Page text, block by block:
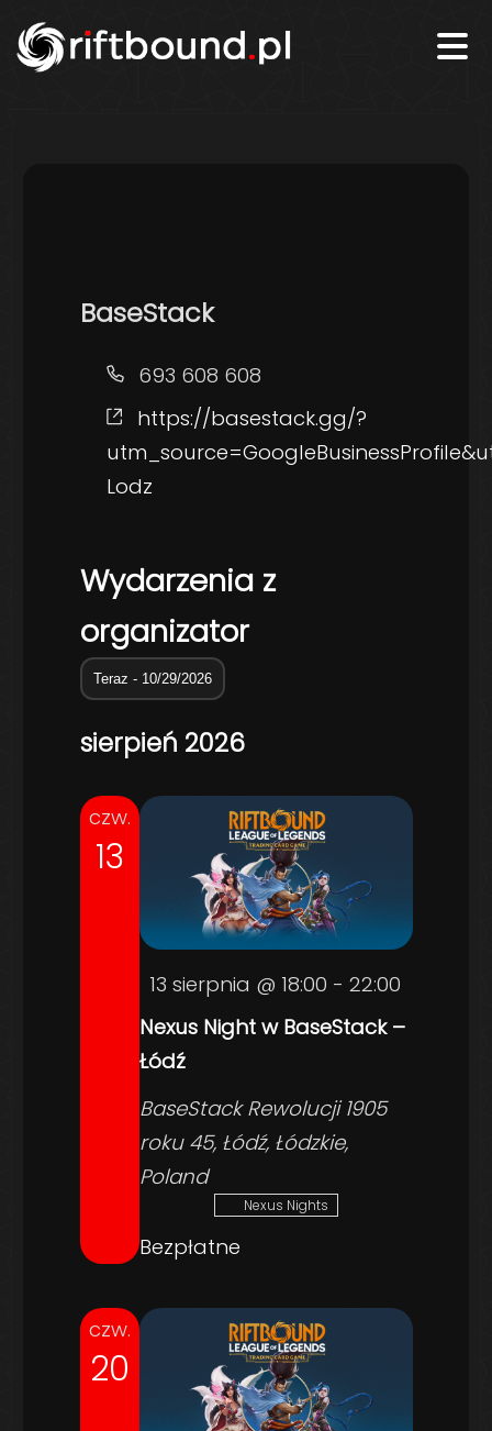
BaseStack
Telefon
693 608 608
Strona
internetowa
https://basestack.gg/?
Lodz
Wydarzenia z
organizator
Teraz - 10/29/2026
datę.
sierpień 2026
czw.
13
Nexus Night w BaseStack –
Łódź
13 sierpnia @ 18:00 - 22:00
BaseStackRewolucji 1905
roku 45, Łódź, Łódzkie,
Poland
Nexus Nights
Bezpłatne
czw.
20